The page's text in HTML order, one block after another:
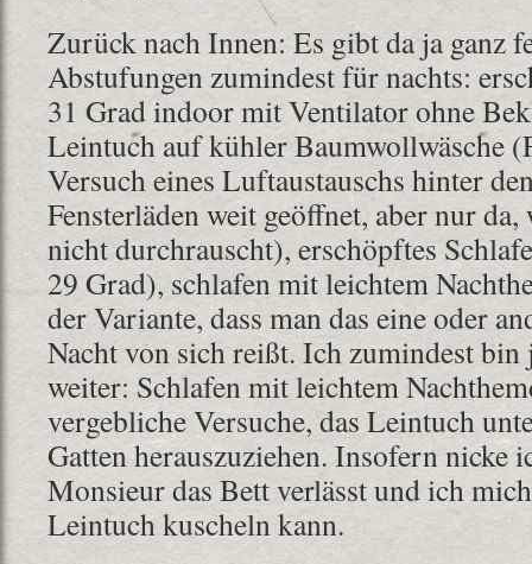
Zurück nach Innen: Es gibt da ja ganz
Abstufungen zumindest für nachts:
31 Grad indoor mit Ventilator ohne
Leintuch auf kühler Baumwollwäsche
Versuch eines Luftaustauschs hinter
Fensterläden weit geöffnet, aber nur
nicht durchrauscht), erschöpftes
29 Grad), schlafen mit leichtem
der Variante, dass man das eine oder
Nacht von sich reißt. Ich zumindest
weiter: Schlafen mit leichtem
vergebliche Versuche, das Leintuch
Gatten herauszuziehen. Insofern nicke
Monsieur das Bett verlässt und ich
Leintuch kuscheln kann.